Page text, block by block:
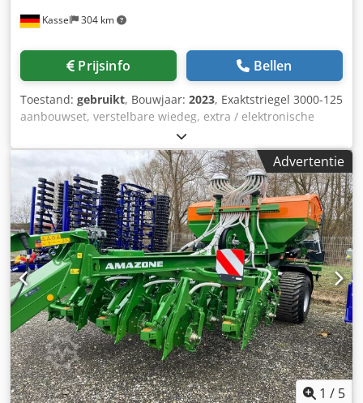
Kassel 304 km
Prijsinfo Bellen
Toestand: gebruikt, Bouwjaar: 2023, Exaktstriegel 3000-125
aanbouwset, verstelbare wiedeg, extra / elektronische
spooraanduiding 3000 AmaDrill 2 voor Cataya, radarsensor
/ internationaal, analoge werkpositie sensor, elektrische
werkgangenschakeling / stuurventiel en hydraulische
werkgangen. Dkedpfx Astgpggsa Ior
Advertentie
1 / 5